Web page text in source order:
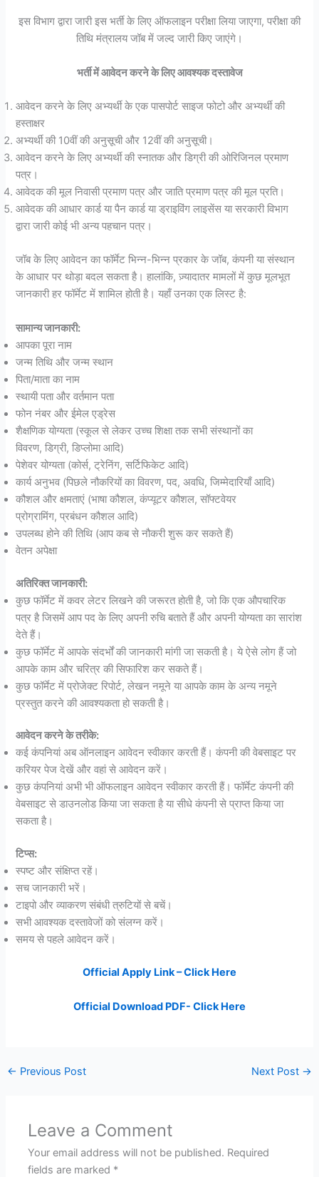
इस विभाग द्वारा जारी इस भर्ती के लिए ऑफलाइन परीक्षा लिया जाएगा, परीक्षा की
तिथि मंत्रालय जॉब में जल्द जारी किए जाएंगे।
भर्ती में आवेदन करने के लिए आवश्यक दस्तावेज
आवेदन करने के लिए अभ्यर्थी के एक पासपोर्ट साइज फोटो और अभ्यर्थी की
हस्ताक्षर
अभ्यर्थी की 10वीं की अनुसूची और 12वीं की अनुसूची।
आवेदन करने के लिए अभ्यर्थी की स्नातक और डिग्री की ओरिजिनल प्रमाण
पत्र।
आवेदक की मूल निवासी प्रमाण पत्र और जाति प्रमाण पत्र की मूल प्रति।
आवेदक की आधार कार्ड या पैन कार्ड या ड्राइविंग लाइसेंस या सरकारी विभाग
द्वारा जारी कोई भी अन्य पहचान पत्र।
जॉब के लिए आवेदन का फॉर्मेट भिन्न-भिन्न प्रकार के जॉब, कंपनी या संस्थान
के आधार पर थोड़ा बदल सकता है। हालांकि, ज़्यादातर मामलों में कुछ मूलभूत
जानकारी हर फॉर्मेट में शामिल होती है। यहाँ उनका एक लिस्ट है:
सामान्य जानकारी:
आपका पूरा नाम
जन्म तिथि और जन्म स्थान
पिता/माता का नाम
स्थायी पता और वर्तमान पता
फोन नंबर और ईमेल एड्रेस
शैक्षणिक योग्यता (स्कूल से लेकर उच्च शिक्षा तक सभी संस्थानों का
विवरण, डिग्री, डिप्लोमा आदि)
पेशेवर योग्यता (कोर्स, ट्रेनिंग, सर्टिफिकेट आदि)
कार्य अनुभव (पिछले नौकरियों का विवरण, पद, अवधि, जिम्मेदारियाँ आदि)
कौशल और क्षमताएं (भाषा कौशल, कंप्यूटर कौशल, सॉफ्टवेयर
प्रोग्रामिंग, प्रबंधन कौशल आदि)
उपलब्ध होने की तिथि (आप कब से नौकरी शुरू कर सकते हैं)
वेतन अपेक्षा
अतिरिक्त जानकारी:
कुछ फॉर्मेट में कवर लेटर लिखने की जरूरत होती है, जो कि एक औपचारिक
पत्र है जिसमें आप पद के लिए अपनी रुचि बताते हैं और अपनी योग्यता का सारांश
देते हैं।
कुछ फॉर्मेट में आपके संदर्भों की जानकारी मांगी जा सकती है। ये ऐसे लोग हैं जो
आपके काम और चरित्र की सिफारिश कर सकते हैं।
कुछ फॉर्मेट में प्रोजेक्ट रिपोर्ट, लेखन नमूने या आपके काम के अन्य नमूने
प्रस्तुत करने की आवश्यकता हो सकती है।
आवेदन करने के तरीके:
कई कंपनियां अब ऑनलाइन आवेदन स्वीकार करती हैं। कंपनी की वेबसाइट पर
करियर पेज देखें और वहां से आवेदन करें।
कुछ कंपनियां अभी भी ऑफलाइन आवेदन स्वीकार करती हैं। फॉर्मेट कंपनी की
वेबसाइट से डाउनलोड किया जा सकता है या सीधे कंपनी से प्राप्त किया जा
सकता है।
टिप्स:
स्पष्ट और संक्षिप्त रहें।
सच जानकारी भरें।
टाइपो और व्याकरण संबंधी त्रुटियों से बचें।
सभी आवश्यक दस्तावेजों को संलग्न करें।
समय से पहले आवेदन करें।
Official Apply Link – Click Here
Official Download PDF- Click Here
← Previous Post Next Post →
Leave a Comment
Your email address will not be published. Required
fields are marked *